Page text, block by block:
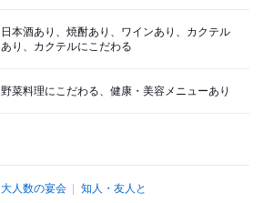
日本酒あり、焼酎あり、ワインあり、カクテル
あり、カクテルにこだわる
野菜料理にこだわる、健康・美容メニューあり
大人数の宴会 知人・友人と